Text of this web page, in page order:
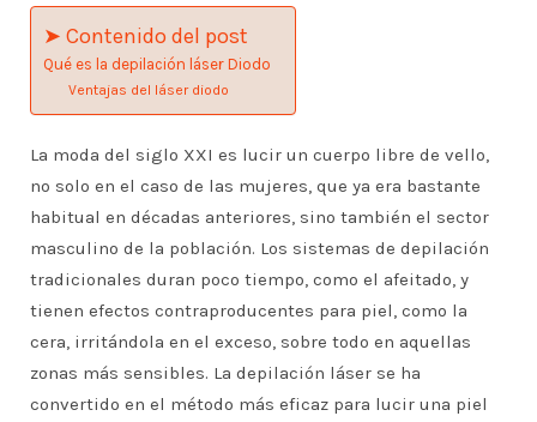
➤ Contenido del post
Qué es la depilación láser Diodo
Ventajas del láser diodo
La moda del siglo XXI es lucir un cuerpo libre de vello,
no solo en el caso de las mujeres, que ya era bastante
habitual en décadas anteriores, sino también el sector
masculino de la población. Los sistemas de depilación
tradicionales duran poco tiempo, como el afeitado, y
tienen efectos contraproducentes para piel, como la
cera, irritándola en el exceso, sobre todo en aquellas
zonas más sensibles. La depilación láser se ha
convertido en el método más eficaz para lucir una piel